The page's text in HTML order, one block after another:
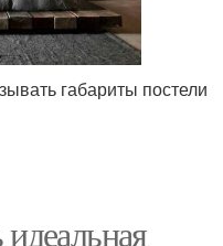
габариты постели